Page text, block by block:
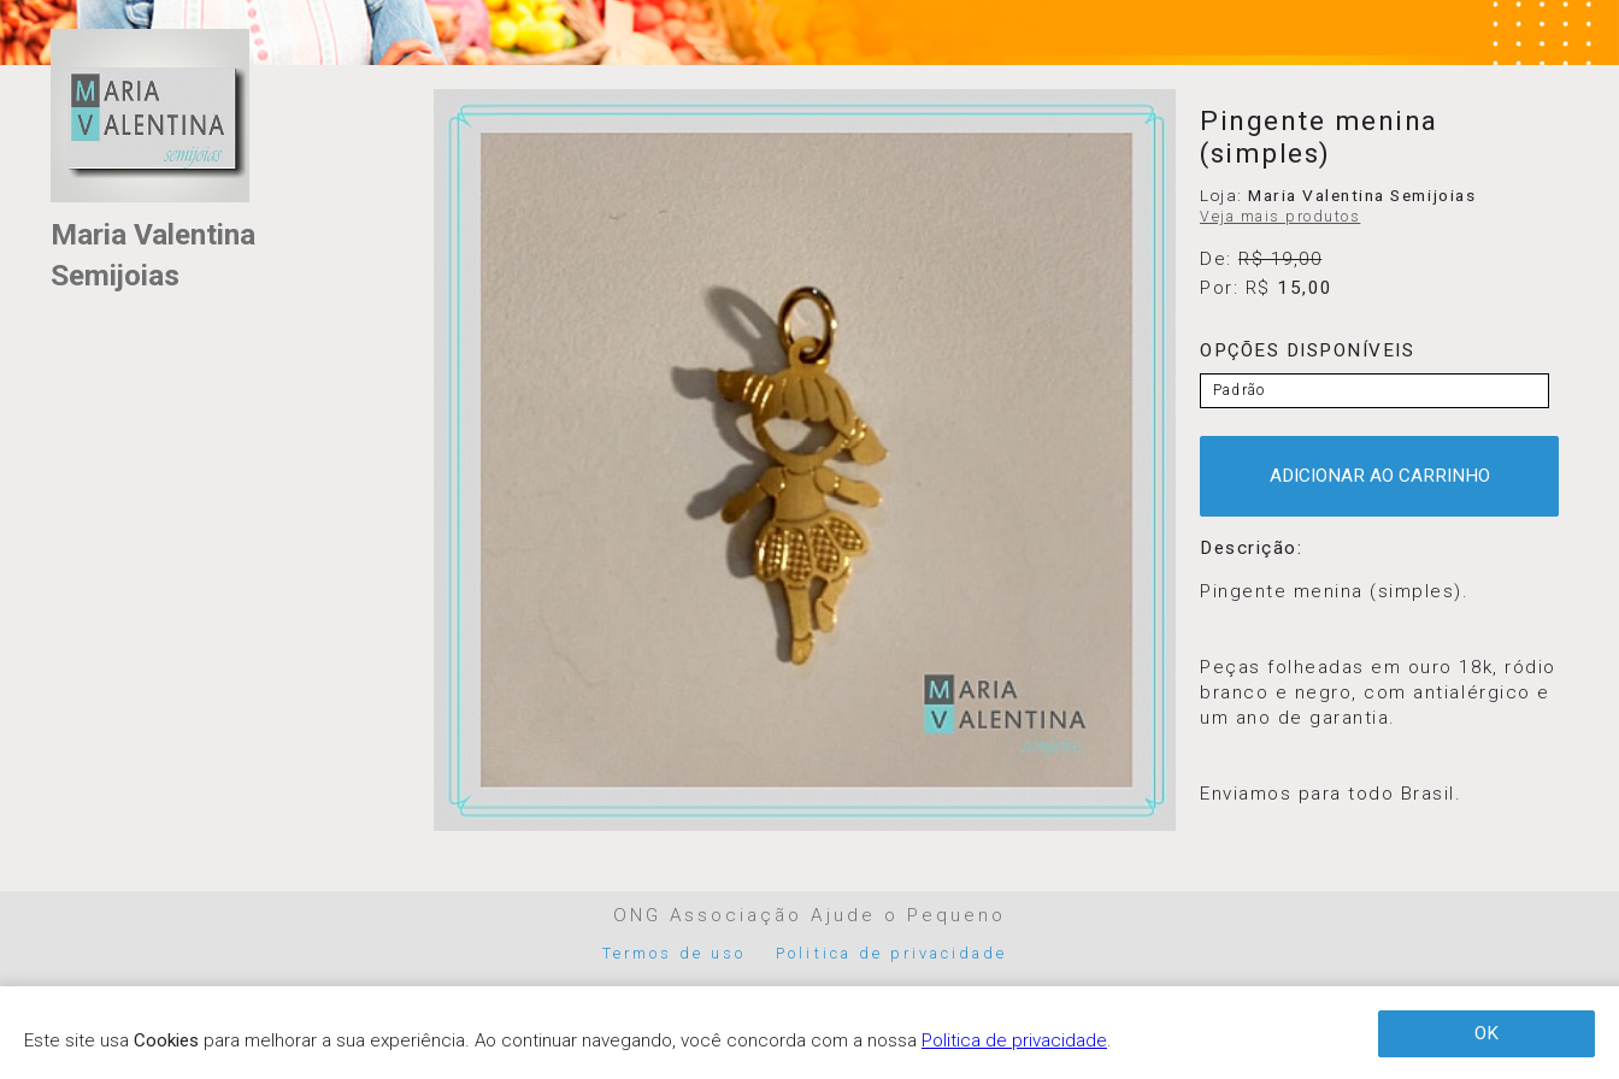
Maria Valentina
Semijoias
Pingente menina
(simples)
Loja:Maria Valentina Semijoias
Veja mais produtos
De:R$ 19,00
Por: R$ 15,00
OPÇÕES DISPONÍVEIS
Padrão
ADICIONAR AO CARRINHO
Descrição:
Pingente menina (simples).
Peças folheadas em ouro 18k, ródio
branco e negro, com antialérgico e
um ano de garantia.
Enviamos para todo Brasil.
ONG Associação Ajude o Pequeno
Termos de uso Politica de privacidade
Este site usa Cookies para melhorar a sua experiência. Ao continuar navegando, você concorda com a nossa Politica de privacidade. OK